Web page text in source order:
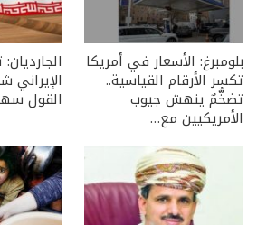
بلومبرغ: الأسعار في أمريكا
تكسر الأرقام القياسية..
تضخُّمٌ ينهش جيوب
الأمريكيين مع…
القول